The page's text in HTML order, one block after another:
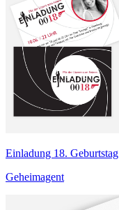
Einladung 18. Geburtstag
Geheimagent